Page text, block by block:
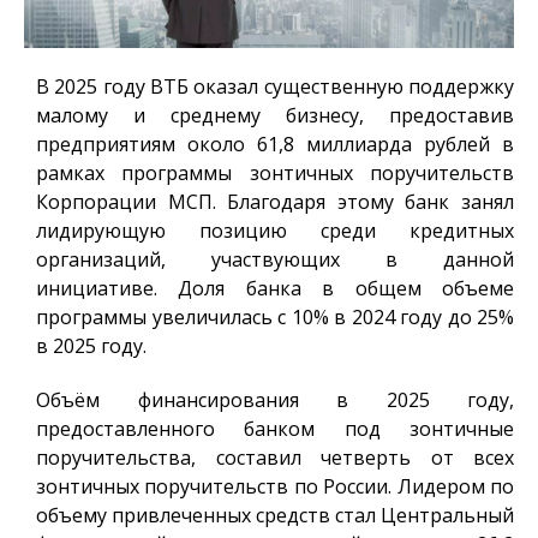
В 2025 году ВТБ оказал существенную поддержку
малому и среднему бизнесу, предоставив
предприятиям около 61,8 миллиарда рублей в
рамках программы зонтичных поручительств
Корпорации МСП. Благодаря этому банк занял
лидирующую позицию среди кредитных
организаций, участвующих в данной
инициативе. Доля банка в общем объеме
программы увеличилась с 10% в 2024 году до 25%
в 2025 году.
Объём финансирования в 2025 году,
предоставленного банком под зонтичные
поручительства, составил четверть от всех
зонтичных поручительств по России. Лидером по
объему привлеченных средств стал Центральный